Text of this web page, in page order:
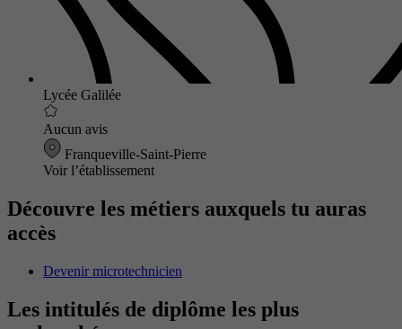
Lycée Galilée
Aucun avis
Franqueville-Saint-Pierre
Voir l’établissement
Découvre les métiers auxquels tu auras
accès
Devenir microtechnicien
Les intitulés de diplôme les plus